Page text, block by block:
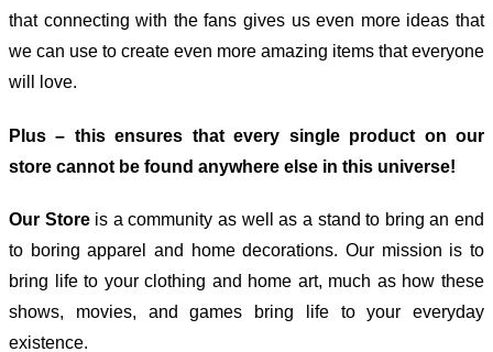
that connecting with the fans gives us even more ideas that
we can use to create even more amazing items that everyone
will love.
Plus – this ensures that every single product on our
store cannot be found anywhere else in this universe!
Our Storeis a community as well as a stand to bring an end
to boring apparel and home decorations. Our mission is to
bring life to your clothing and home art, much as how these
shows, movies, and games bring life to your everyday
existence.